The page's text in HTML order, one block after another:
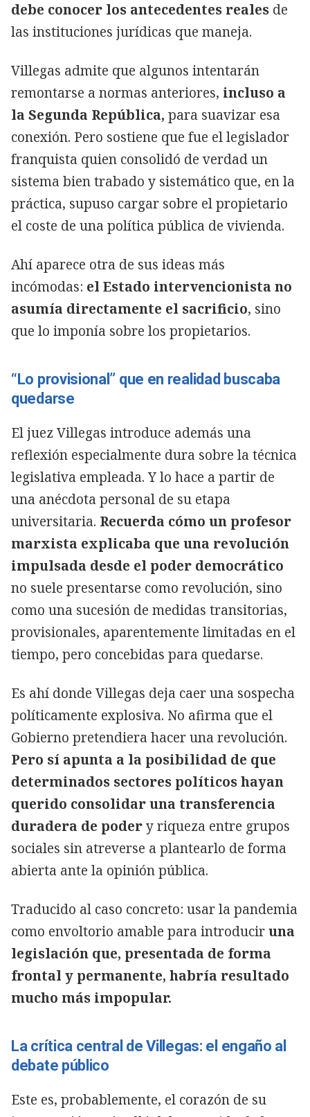
debe conocer los antecedentes reales de
las instituciones jurídicas que maneja.
Villegas admite que algunos intentarán
remontarse a normas anteriores, incluso a
la Segunda República, para suavizar esa
conexión. Pero sostiene que fue el legislador
franquista quien consolidó de verdad un
sistema bien trabado y sistemático que, en la
práctica, supuso cargar sobre el propietario
el coste de una política pública de vivienda.
Ahí aparece otra de sus ideas más
incómodas: el Estado intervencionista no
asumía directamente el sacrificio, sino
que lo imponía sobre los propietarios.
“Lo provisional” que en realidad buscaba
quedarse
El juez Villegas introduce además una
reflexión especialmente dura sobre la técnica
legislativa empleada. Y lo hace a partir de
una anécdota personal de su etapa
universitaria. Recuerda cómo un profesor
marxista explicaba que una revolución
impulsada desde el poder democrático
no suele presentarse como revolución, sino
como una sucesión de medidas transitorias,
provisionales, aparentemente limitadas en el
tiempo, pero concebidas para quedarse.
Es ahí donde Villegas deja caer una sospecha
políticamente explosiva. No afirma que el
Gobierno pretendiera hacer una revolución.
Pero sí apunta a la posibilidad de que
determinados sectores políticos hayan
querido consolidar una transferencia
duradera de podery riqueza entre grupos
sociales sin atreverse a plantearlo de forma
abierta ante la opinión pública.
Traducido al caso concreto: usar la pandemia
como envoltorio amable para introduciruna
legislación que, presentada de forma
frontal y permanente, habría resultado
mucho más impopular.
La crítica central de Villegas: el engaño al
debate público
Este es, probablemente, el corazón de su